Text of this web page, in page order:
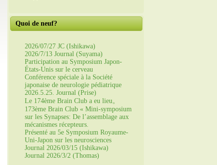
Quoi de neuf?
2026/07/27 JC (Ishikawa)
2026/7/13 Journal (Suyama)
Participation au Symposium Japon-
États-Unis sur le cerveau
Conférence spéciale à la Société
japonaise de neurologie pédiatrique
2026.5.25. Journal (Prise)
Le 174ème Brain Club a eu lieu。
173ème Brain Club « Mini-symposium
sur les Synapses: De l’assemblage aux
mécanismes récepteurs.
Présenté au 5e Symposium Royaume-
Uni-Japon sur les neurosciences
Journal 2026/03/15 (Ishikawa)
Journal 2026/3/2 (Thomas)